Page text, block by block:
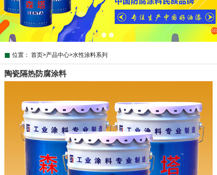
位置： 首页>产品中心>水性涂料系列
陶瓷隔热防腐涂料